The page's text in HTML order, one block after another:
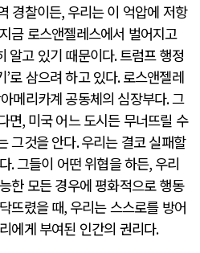
경찰이든, 우리는 이 억압에 저항
금 로스앤젤레스에서 벌어지고
알고 있기 때문이다.트럼프 행정
’로 삼으려 하고 있다.로스앤젤레
메리카계 공동체의 심장부다.그
면, 미국 어느 도시든 무너뜨릴 수
그것을 안다.우리는 결코 실패할
.그들이 어떤 위협을 하든, 우리
한 모든 경우에 평화적으로 행동
뜨렸을 때, 우리는 스스로를 방어
에게 부여된 인간의 권리다.